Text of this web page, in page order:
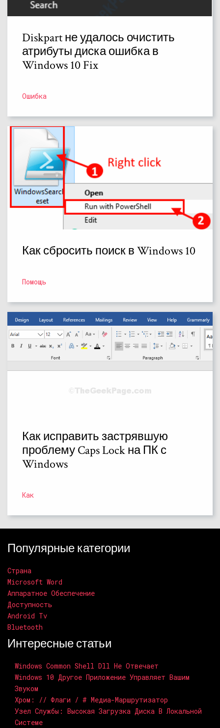
Diskpart не удалось очистить
атрибуты диска ошибка в
Windows 10 Fix
Ошибка
Как сбросить поиск в Windows 10
Помощь
Как исправить застрявшую
проблему Caps Lock на ПК с
Windows
Как
Популярные категории
Страна
Microsoft Word
Аппаратное Обеспечение
Доступность
Android Tv
Bluetooth
Интересные статьи
Windows Common Shell Dll Не Отвечает
Windows 10 Другое Приложение Управляет Вашим
Звуком
Хром: // Флаги / # Медиа-Маршрутизатор
Узел Службы: Высокая Загрузка Диска В Локальной
Системе